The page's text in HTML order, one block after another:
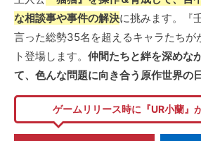
な相談事や事件の解決に挑みます。『
言った総勢35名を超えるキャラたちが
ト登場します。 仲間たちと絆を深めな
て、色んな問題に向き合う原作世界の
ゲームリリース時に『UR小蘭』